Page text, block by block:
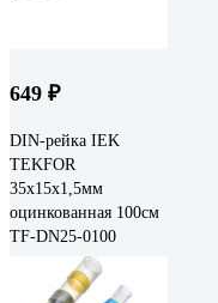
649 ₽
DIN-рейка IEK
TEKFOR
35x15x1,5мм
оцинкованная 100см
TF-DN25-0100